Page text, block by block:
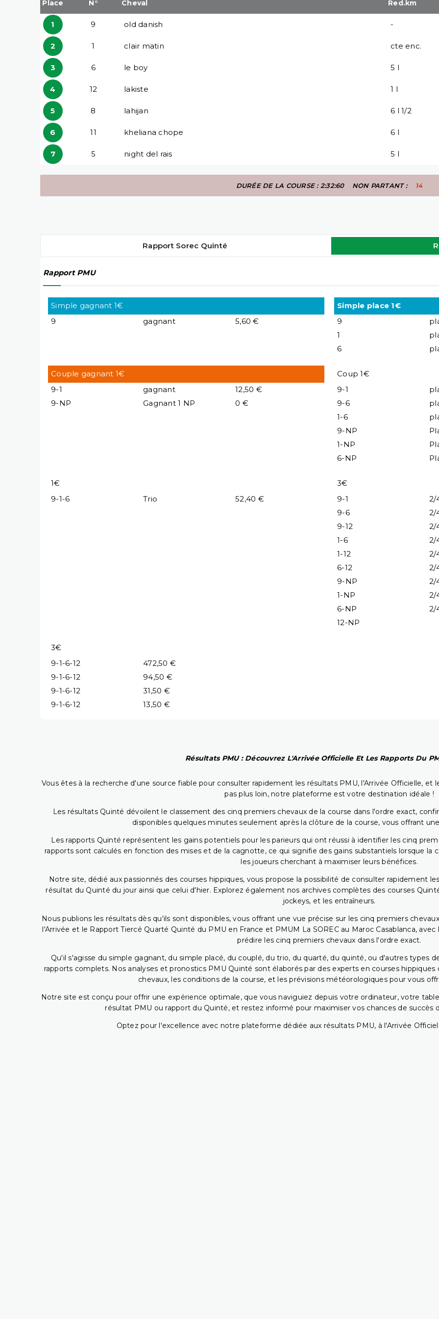
Place N° Cheval Red.km
1 9 old danish -
2 1 clair matin cte enc.
3 6 le boy 5 l
4 12 lakiste 1 l
5 8 lahijan 6 l 1/2
6 11 kheliana chope 6 l
7 5 night del rais 5 l
DURÉE DE LA COURSE : 2:32:60 NON PARTANT : 14
Rapport Sorec Quinté
Rapport PMU
Simple gagnant 1€
9
gagnant 5,60 €
Simple place 1€
9
1
6
Couple gagnant 1€
9-1
gagnant
12,50 €
9-NP
Gagnant 1 NP 0 €
Coup 1€
9-1
9-6
1-6
9-NP
1-NP
6-NP
1€
9-1-6
Trio 52,40 €
3€
9-1
2/
9-6
2/
9-12
2/
1-6
2/
1-12
2/
6-12
2/
9-NP
2/
1-NP
2/
6-NP
2/
12-NP
3€
9-1-6-12
472,50 €
9-1-6-12
94,50 €
9-1-6-12
31,50 €
9-1-6-12
13,50 €
Résultats PMU : Découvrez L'Arrivée Officielle Et Les Rapports Du
Vous êtes à la recherche d'une source fiable pour consulter rapidement les résultats PMU, l'Arrivée Officielle, et
pas plus loin, notre plateforme est votre destination idéale !
Les résultats Quinté dévoilent le classement des cinq premiers chevaux de la course dans l'ordre exact,
disponibles quelques minutes seulement après la clôture de la course, vous offrant
Les rapports Quinté représentent les gains potentiels pour les parieurs qui ont réussi à identifier les cinq
rapports sont calculés en fonction des mises et de la cagnotte, ce qui signifie des gains substantiels lorsque
les joueurs cherchant à maximiser leurs bénéfices.
Notre site, dédié aux passionnés des courses hippiques, vous propose la possibilité de consulter rapidement
résultat du Quinté du jour ainsi que celui d'hier. Explorez également nos archives complètes des courses
jockeys, et les entraîneurs.
Nous publions les résultats dès qu'ils sont disponibles, vous offrant une vue précise sur les cinq premiers
l'Arrivée et le Rapport Tiercé Quarté Quinté du PMU en France et PMUM La SOREC au Maroc Casablanca,
prédire les cinq premiers chevaux dans l'ordre exact.
Qu'il s'agisse du simple gagnant, du simple placé, du couplé, du trio, du quarté, du quinté, ou d'autres types
rapports complets. Nos analyses et pronostics PMU Quinté sont élaborés par des experts en courses
chevaux, les conditions de la course, et les prévisions météorologiques pour vous
Notre site est conçu pour offrir une expérience optimale, que vous naviguiez depuis votre ordinateur, votre
résultat PMU ou rapport du Quinté, et restez informé pour maximiser vos chances de succès
Optez pour l'excellence avec notre plateforme dédiée aux résultats PMU, à l'Arrivée